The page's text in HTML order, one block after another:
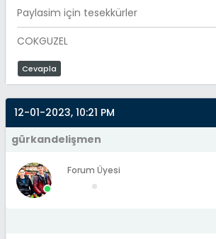
Paylasim için tesekkürler
COKGUZEL
Cevapla
12-01-2023, 10:21 PM
gürkandelişmen
Forum Üyesi